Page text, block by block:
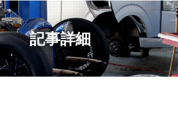
記事詳細